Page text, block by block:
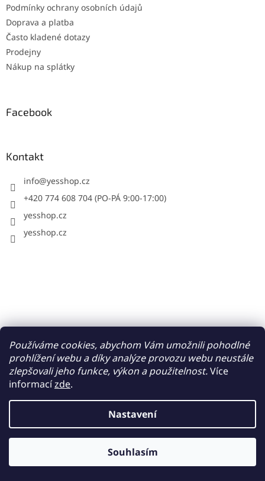
Používáme cookies, abychom Vám umožnili pohodlné
prohlížení webu a díky analýze provozu webu neustále
zlepšovali jeho funkce, výkon a použitelnost.Více
informacízde.
Nastavení
Souhlasím
Podmínky ochrany osobních údajů
Doprava a platba
Často kladené dotazy
Prodejny
Nákup na splátky
Facebook
Kontakt
info@yesshop.cz
+420 774 608 704 (PO-PÁ 9:00-17:00)
yesshop.cz
yesshop.cz
Vytvořil Shoptet